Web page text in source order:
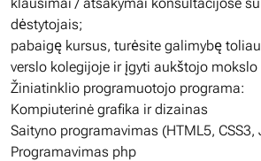
dėstytojais;
pabaigę kursus, turėsite galimybę
verslo kolegijoje ir įgyti aukštojo
Žiniatinklio programuotojo programa:
Kompiuterinė grafika ir dizainas
Saityno programavimas (HTML5, CSS3,
Programavimas php